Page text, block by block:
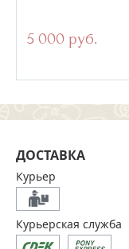
5 000 руб.
ДОСТАВКА
Курьер
Курьерская служба